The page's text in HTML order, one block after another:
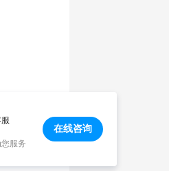
服务
在线咨询